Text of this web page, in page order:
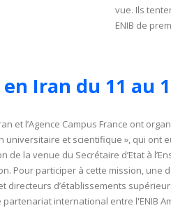
vue. Ils
ENIB de
Iran du 11 au
et l’Agence Campus France ont
universitaire et scientifique », qui ont
de la venue du Secrétaire d’Etat à
Pour participer à cette mission, une
directeurs d’établissements
partenariat international entre l'ENIB